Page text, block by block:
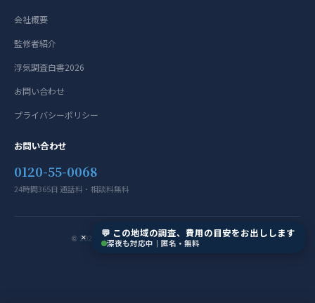
会社概要
監修者紹介
浮気調査白書2026
お問い合わせ
プライバシーポリシー
お問い合わせ
0120-55-0068
24時間365日 通話料・相談料無料
© 2024-2026 総合探偵社R.A.D All Rights Reserved.
× 💬 この地域の調査、費用の目安をお出しします
深夜も対応中｜匿名・無料